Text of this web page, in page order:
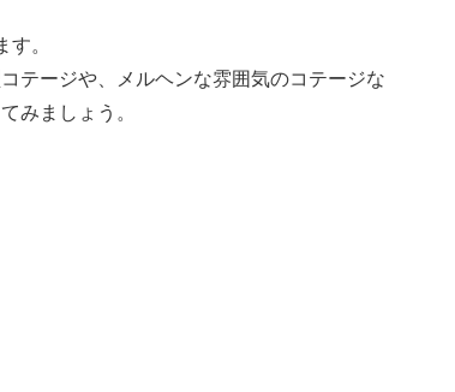
。
テージや、メルヘンな雰囲気のコテージな
みましょう。